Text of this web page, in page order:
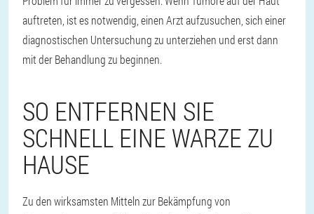
auftreten, ist es notwendig, einen Arzt aufzusuchen, sich einer
diagnostischen Untersuchung zu unterziehen und erst dann
mit der Behandlung zu beginnen.
SO ENTFERNEN SIE
SCHNELL EINE WARZE ZU
HAUSE
Zu den wirksamsten Mitteln zur Bekämpfung von